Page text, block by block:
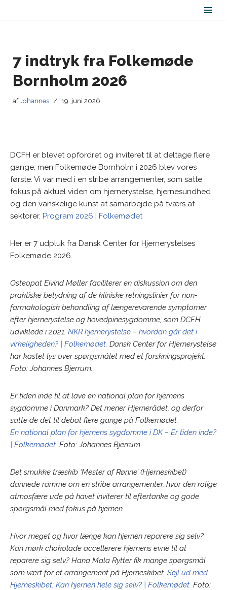
7 indtryk fra Folkemøde
Bornholm 2026
af Johannes 19. juni 2026
DCFH er blevet opfordret og inviteret til at deltage flere
gange, men Folkemøde Bornholm i 2026 blev vores
første. Vi var med i en stribe arrangementer, som satte
fokus på aktuel viden om hjernerystelse, hjernesundhed
og den vanskelige kunst at samarbejde på tværs af
sektorer. Program 2026 | Folkemødet
Her er 7 udpluk fra Dansk Center for Hjernerystelses
Folkemøde 2026.
Osteopat Eivind Møller faciliterer en diskussion om den
praktiske betydning af de kliniske retningslinier for non-
farmakologisk behandling af længerevarende symptomer
efter hjernerystelse og hovedpinesygdomme, som DCFH
udviklede i 2021. NKR hjernerystelse – hvordan går det i
virkeligheden? | Folkemødet. Dansk Center for Hjernerystelse
har kastet lys over spørgsmålet med et forskningsprojekt.
Foto: Johannes Bjerrum.
Er tiden inde til at lave en national plan for hjernens
sygdomme i Danmark? Det mener Hjernerådet, og derfor
satte de det til debat flere gange på Folkemødet.
En national plan for hjernens sygdomme i DK – Er tiden inde?
| Folkemødet. Foto: Johannes Bjerrum
Det smukke træskib ‘Mester af Rønne’ (Hjerneskibet)
dannede ramme om en stribe arrangementer, hvor den rolige
atmosfære ude på havet inviterer til eftertanke og gode
spørgsmål med fokus på hjernen.
Hvor meget og hvor længe kan hjernen reparere sig selv?
Kan mørk chokolade accellerere hjernens evne til at
reparere sig selv? Hana Mala Rytter fik mange spørgsmål
som vært for et arrangement på Hjerneskibet. Sejl ud med
Hjerneskibet: Kan hjernen hele sig selv? | Folkemødet. Foto: